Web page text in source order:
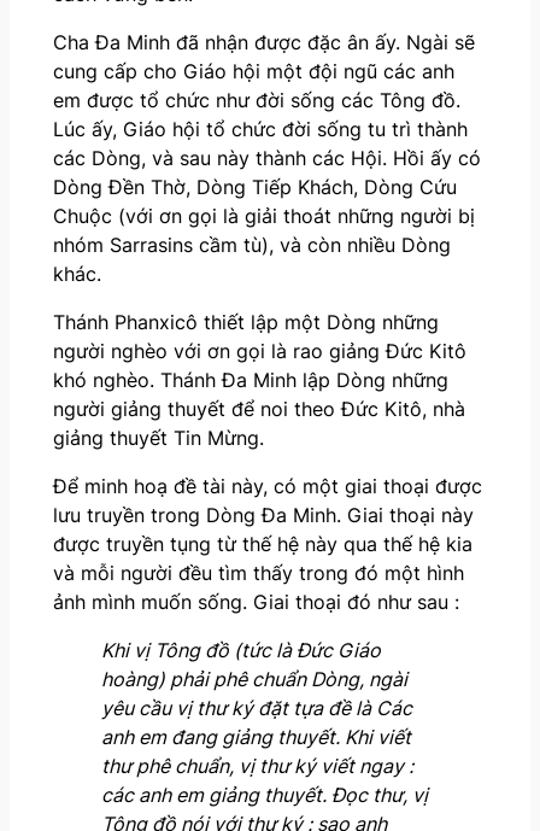
Cha Đa Minh đã nhận được đặc ân ấy. Ngài sẽ
cung cấp cho Giáo hội một đội ngũ các anh
em được tổ chức như đời sống các Tông đồ.
Lúc ấy, Giáo hội tổ chức đời sống tu trì thành
các Dòng, và sau này thành các Hội. Hồi ấy có
Dòng Đền Thờ, Dòng Tiếp Khách, Dòng Cứu
Chuộc (với ơn gọi là giải thoát những người bị
nhóm Sarrasins cầm tù), và còn nhiều Dòng
khác.
Thánh Phanxicô thiết lập một Dòng những
người nghèo với ơn gọi là rao giảng Đức Kitô
khó nghèo. Thánh Đa Minh lập Dòng những
người giảng thuyết để noi theo Đức Kitô, nhà
giảng thuyết Tin Mừng.
Để minh hoạ đề tài này, có một giai thoại được
lưu truyền trong Dòng Đa Minh. Giai thoại này
được truyền tụng từ thế hệ này qua thế hệ kia
và mỗi người đều tìm thấy trong đó một hình
ảnh mình muốn sống. Giai thoại đó như sau :
Khi vị Tông đồ (tức là Đức Giáo
hoàng) phải phê chuẩn Dòng, ngài
yêu cầu vị thư ký đặt tựa đề là Các
anh em đang giảng thuyết. Khi viết
thư phê chuẩn, vị thư ký viết ngay:
các anh em giảng thuyết. Đọc thư, vị
Tông đồ nói với thư ký : sao anh